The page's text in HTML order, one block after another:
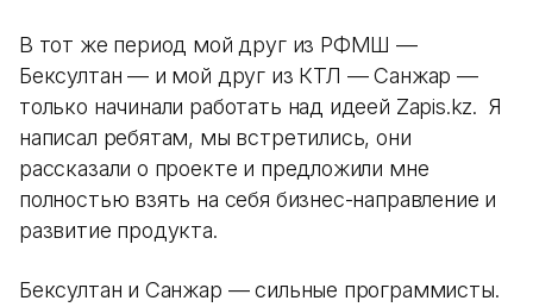
В тот же период мой друг из РФМШ —
Бексултан — и мой друг из КТЛ — Санжар —
только начинали работать над идеей Zapis.kz. Я
написал ребятам, мы встретились, они
рассказали о проекте и предложили мне
полностью взять на себя бизнес-направление и
развитие продукта.
Бексултан и Санжар — сильные программисты.